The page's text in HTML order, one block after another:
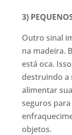
3)
Outro sinal
na madeira.
está oca.
destruindo a
alimentar
seguros
objetos.